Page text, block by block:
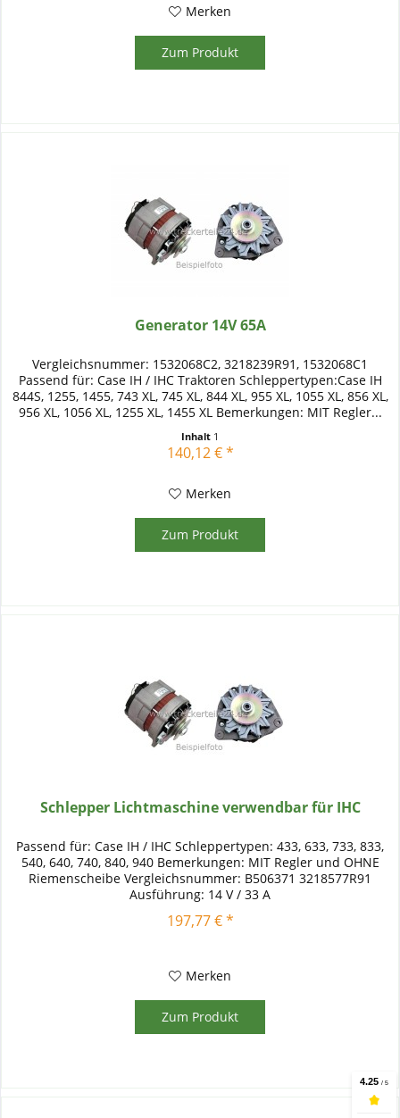
Merken
Zum Produkt
Generator 14V 65A
Vergleichsnummer: 1532068C2, 3218239R91, 1532068C1
Passend für: Case IH / IHC Traktoren Schleppertypen:Case IH
844S, 1255, 1455, 743 XL, 745 XL, 844 XL, 955 XL, 1055 XL, 856 XL,
956 XL, 1056 XL, 1255 XL, 1455 XL Bemerkungen: MIT Regler...
Inhalt 1
140,12 € *
Merken
Zum Produkt
Schlepper Lichtmaschine verwendbar für IHC
Passend für: Case IH / IHC Schleppertypen: 433, 633, 733, 833,
540, 640, 740, 840, 940 Bemerkungen: MIT Regler und OHNE
Riemenscheibe Vergleichsnummer: B506371 3218577R91
Ausführung: 14 V / 33 A
197,77 € *
Merken
Zum Produkt